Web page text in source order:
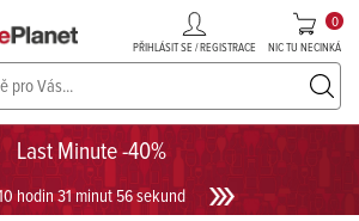
Last Minute -40%
hodin 31 minut 56 sekund
PŘIHLÁSIT SE / REGISTRACE NIC TU NECINKÁ
0
v akci až do -30%!UKÁZAT PROSECCO